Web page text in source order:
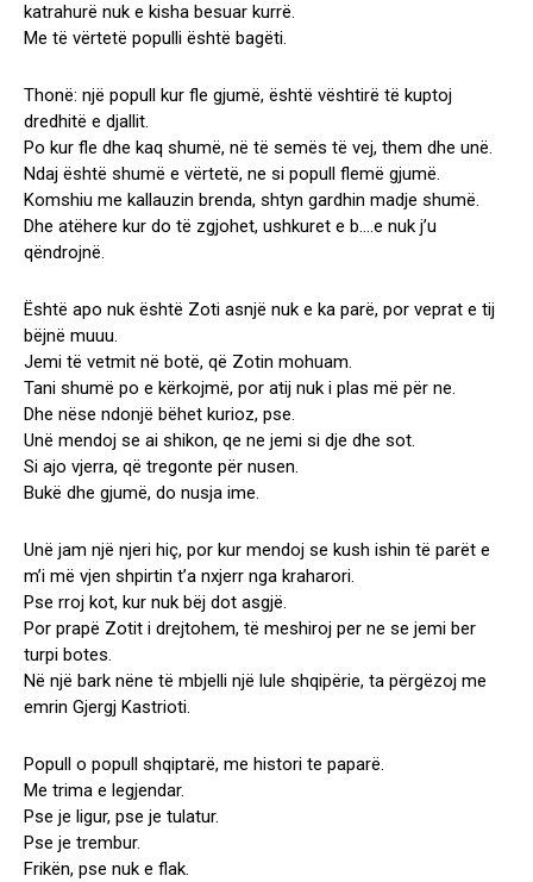
katrahurë nuk e kisha besuar kurrë.
Me të vërtetë populli është bagëti.
Thonë: një popull kur fle gjumë, është vështirë të kuptoj
dredhitë e djallit.
Po kur fle dhe kaq shumë, në të semës të vej, them dhe unë.
Ndaj është shumë e vërtetë, ne si popull flemë gjumë.
Komshiu me kallauzin brenda, shtyn gardhin madje shumë.
Dhe atëhere kur do të zgjohet, ushkuret e b….e nuk j’u
qëndrojnë.
Është apo nuk është Zoti asnjë nuk e ka parë, por veprat e tij
bëjnë muuu.
Jemi të vetmit në botë, që Zotin mohuam.
Tani shumë po e kërkojmë, por atij nuk i plas më për ne.
Dhe nëse ndonjë bëhet kurioz, pse.
Unë mendoj se ai shikon, qe ne jemi si dje dhe sot.
Si ajo vjerra, që tregonte për nusen.
Bukë dhe gjumë, do nusja ime.
Unë jam një njeri hiç, por kur mendoj se kush ishin të parët e
m’i më vjen shpirtin t’a nxjerr nga kraharori.
Pse rroj kot, kur nuk bëj dot asgjë.
Por prapë Zotit i drejtohem, të meshiroj per ne se jemi ber
turpi botes.
Në një bark nëne të mbjelli një lule shqipërie, ta përgëzoj me
emrin Gjergj Kastrioti.
Popull o popull shqiptarë, me histori te paparë.
Me trima e legjendar.
Pse je ligur, pse je tulatur.
Pse je trembur.
Frikën, pse nuk e flak.